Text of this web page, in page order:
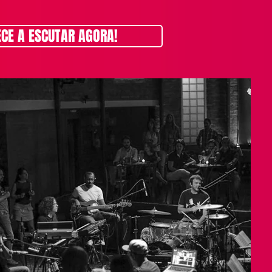
A ESCUTAR AGORA!